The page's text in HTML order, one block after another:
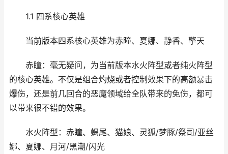
1.1 四系核心英雄
当前版本四系核心英雄为赤瞳、夏娜、静香、擎天
赤瞳：毫无疑问，为当前版本水火阵型或者纯火阵型
的核心英雄。不仅是组合灼烧或者控制效果下的高额暴击
爆伤，还是前几回合的恶魔领域给全队带来的免伤，都可
以带来很不错的效果。
水火阵型：赤瞳、蝎尾、猫娘、灵狐/梦豚/祭司/亚丝
娜、夏娜、月河/黑潮/闪光